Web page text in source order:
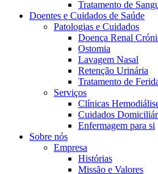
Contactos
Em diálogo com a B. Braun.
Tratamento de
Doentes e Cuidados de Saúde
Patologias e Cuidados
Doença Renal
Ostomia
Lavagem Nasal
Retenção Urinária
Tratamento de
Serviços
Clínicas
Cuidados
Enfermagem para si
Sobre nós
Empresa
Histórias
Missão e Valores